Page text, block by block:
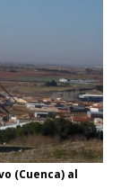
(Cuenca) al